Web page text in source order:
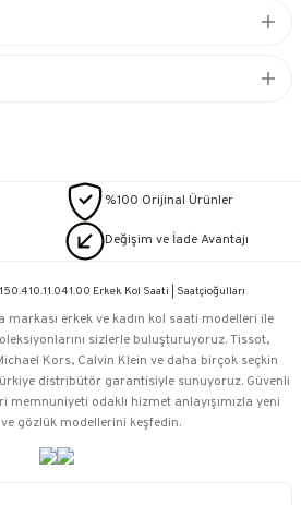
%100 Orijinal Ürünler
Değişim ve İade Avantajı
erkek ve kadın kol saati modelleri ile
sizlerle buluşturuyoruz. Tissot,
Kors, Calvin Klein ve daha birçok seçkin
distribütör garantisiyle sunuyoruz. Güvenli
memnuniyeti odaklı hizmet anlayışımızla yeni
gözlük modellerini keşfedin.